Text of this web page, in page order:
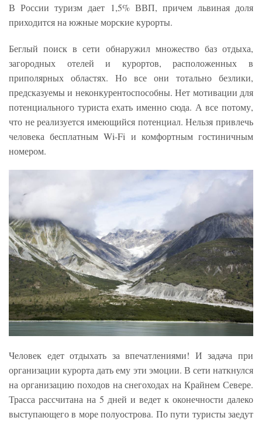
В России туризм дает 1,5% ВВП, причем львиная доля
приходится на южные морские курорты.
Беглый поиск в сети обнаружил множество баз отдыха,
загородных отелей и курортов, расположенных в
приполярных областях. Но все они тотально безлики,
предсказуемы и неконкурентоспособны. Нет мотивации для
потенциального туриста ехать именно сюда. А все потому,
что не реализуется имеющийся потенциал. Нельзя привлечь
человека бесплатным Wi-Fi и комфортным гостиничным
номером.
Человек едет отдыхать за впечатлениями! И задача при
организации курорта дать ему эти эмоции. В сети наткнулся
на организацию походов на снегоходах на Крайнем Севере.
Трасса рассчитана на 5 дней и ведет к оконечности далеко
выступающего в море полуострова. По пути туристы заедут